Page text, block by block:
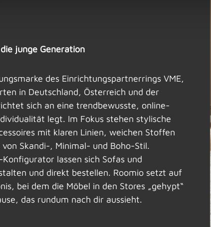
junge Generation
des Einrichtungspartnerrings VME,
in Deutschland, Österreich und der
sich an eine trendbewusste, online-
legt. Im Fokus stehen stylische
mit klaren Linien, weichen Stoffen
Skandi-, Minimal- und Boho-Stil.
lassen sich Sofas und
und direkt bestellen. Roomio setzt auf
bei dem die Möbel in den Stores „gehypt“
das rundum nach dir aussieht.